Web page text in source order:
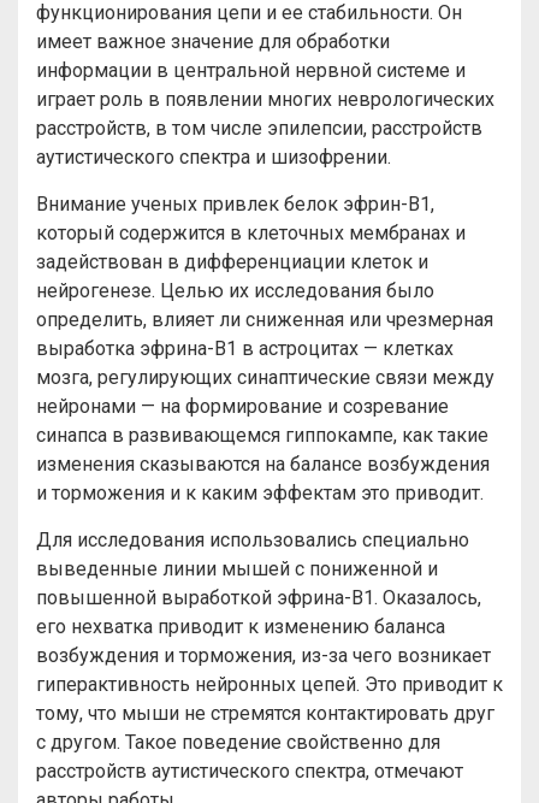
функционирования цепи и ее стабильности. Он
имеет важное значение для обработки
информации в центральной нервной системе и
играет роль в появлении многих неврологических
расстройств, в том числе эпилепсии, расстройств
аутистического спектра и шизофрении.
Внимание ученых привлек белок эфрин-B1,
который содержится в клеточных мембранах и
задействован в дифференциации клеток и
нейрогенезе. Целью их исследования было
определить, влияет ли сниженная или чрезмерная
выработка эфрина-B1 в астроцитах — клетках
мозга, регулирующих синаптические связи между
нейронами — на формирование и созревание
синапса в развивающемся гиппокампе, как такие
изменения сказываются на балансе возбуждения
и торможения и к каким эффектам это приводит.
Для исследования использовались специально
выведенные линии мышей с пониженной и
повышенной выработкой эфрина-B1. Оказалось,
его нехватка приводит к изменению баланса
возбуждения и торможения, из-за чего возникает
гиперактивность нейронных цепей. Это приводит к
тому, что мыши не стремятся контактировать друг
с другом. Такое поведение свойственно для
расстройств аутистического спектра, отмечают